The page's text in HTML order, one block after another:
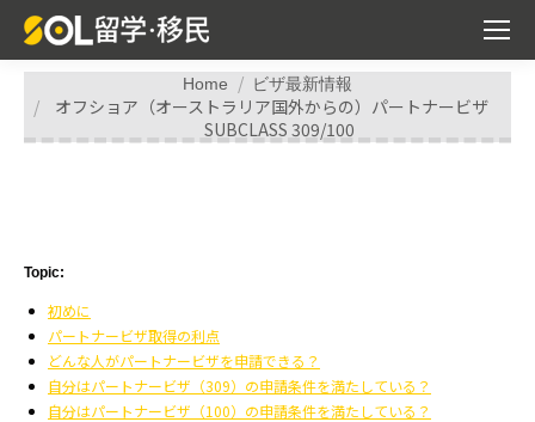
You are here: Home ビザ最新情報
オフショア（オーストラリア国外からの）パートナービザ
SUBCLASS 309/100
Topic:
初めに
パートナービザ取得の利点
どんな人がパートナービザを申請できる？
自分はパートナービザ（309）の申請条件を満たしている？
自分はパートナービザ（100）の申請条件を満たしている？